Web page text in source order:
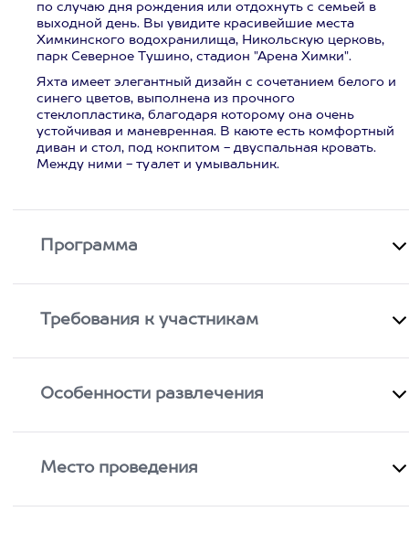
по случаю дня рождения или отдохнуть с семьей в
выходной день. Вы увидите красивейшие места
Химкинского водохранилища, Никольскую церковь,
парк Северное Тушино, стадион "Арена Химки".
Яхта имеет элегантный дизайн с сочетанием белого и
синего цветов, выполнена из прочного
стеклопластика, благодаря которому она очень
устойчивая и маневренная. В каюте есть комфортный
диван и стол, под кокпитом - двуспальная кровать.
Между ними - туалет и умывальник.
Программа
Требования к участникам
Особенности развлечения
Место проведения